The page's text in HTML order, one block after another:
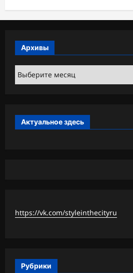
Архивы
Архивы
Актуальное здесь
https://vk.com/styleinthecityru
Рубрики